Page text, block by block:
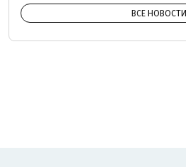
ВСЕ НОВОСТИ